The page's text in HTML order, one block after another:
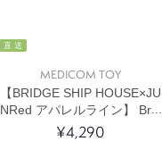
直 送
MEDICOM TOY
【BRIDGE SHIP HOUSE×JU
NRed アパレルライン】 Brid
ge Ship House Bucket Hat
¥4,290